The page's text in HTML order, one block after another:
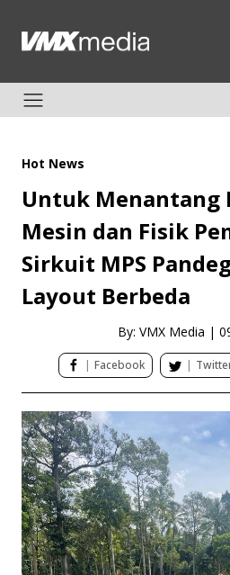
Hot News
Untuk Menantang
Mesin dan Fisik
Sirkuit MPS
Layout Berbeda
By: VMX Media |
| Facebook |